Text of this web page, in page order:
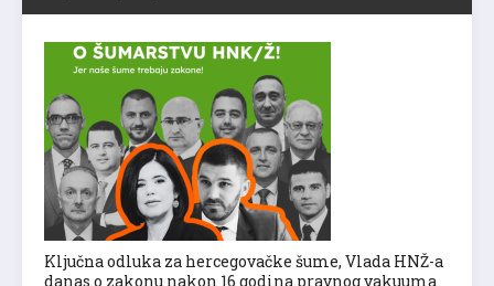
Ključna odluka za hercegovačke šume, Vlada HNŽ-a
danas o zakonu nakon 16 godina pravnog vakuuma